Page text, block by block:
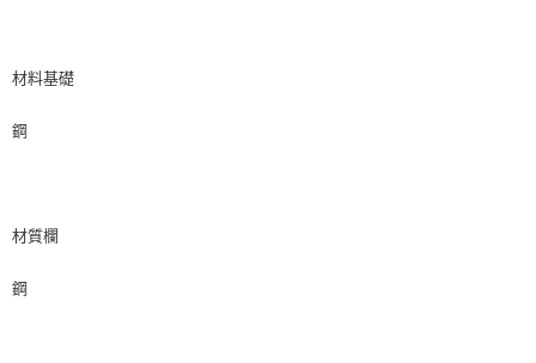
材料基礎
鋼
材質欄
鋼